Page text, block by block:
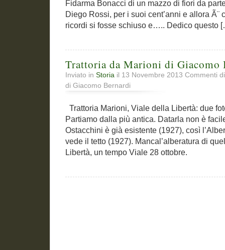
Fidarma Bonacci di un mazzo di fiori da
Diego Rossi, per i suoi cent’anni e allora Ã¨
ricordi si fosse schiuso e….. Dedico questo
Trattoria da Marioni di Giacomo
Inviato in Storia il 13 Novembre 2013 Commenti
di Giacomo Bernardi
Trattoria Marioni, Viale della Libertà: due
Partiamo dalla più antica. Datarla non è
Ostacchini è già esistente (1927), così
vede il tetto (1927). Mancal’alberatura di
Libertà, un tempo Viale 28 ottobre.